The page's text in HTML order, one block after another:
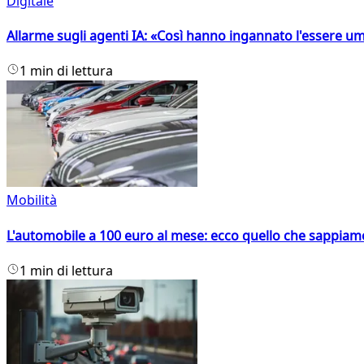
Allarme sugli agenti IA: «Così hanno ingannato l'essere
1 min di lettura
Mobilità
L'automobile a 100 euro al mese: ecco quello che
1 min di lettura